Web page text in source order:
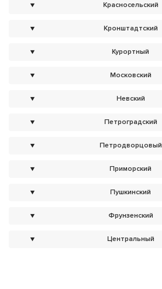
▼ Красносельский
▼ Кронштадтский
▼ Курортный
▼ Московский
▼ Невский
▼ Петроградский
▼ Петродворцовый
▼ Приморский
▼ Пушкинский
▼ Фрунзенский
▼ Центральный